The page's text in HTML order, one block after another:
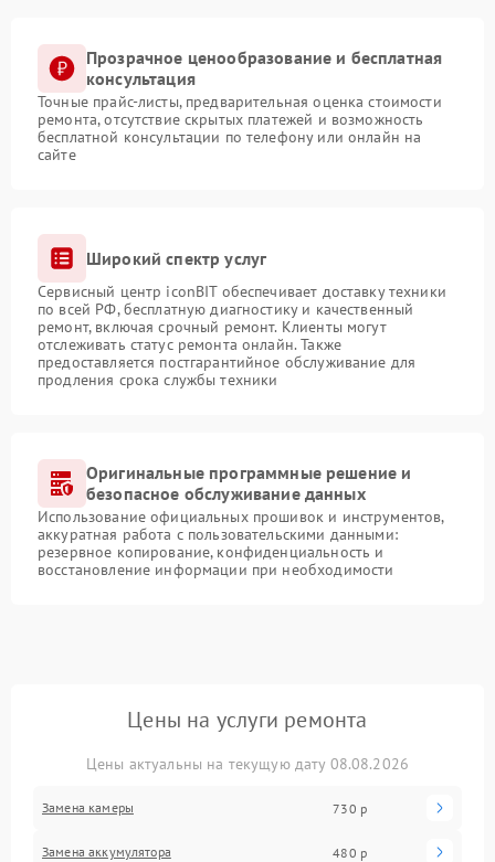
Прозрачное ценообразование и бесплатная
консультация
Точные прайс-листы, предварительная оценка стоимости
ремонта, отсутствие скрытых платежей и возможность
бесплатной консультации по телефону или онлайн на
сайте
Широкий спектр услуг
Сервисный центр iconBIT обеспечивает доставку техники
по всей РФ, бесплатную диагностику и качественный
ремонт, включая срочный ремонт. Клиенты могут
отслеживать статус ремонта онлайн. Также
предоставляется постгарантийное обслуживание для
продления срока службы техники
Оригинальные программные решение и
безопасное обслуживание данных
Использование официальных прошивок и инструментов,
аккуратная работа с пользовательскими данными:
резервное копирование, конфиденциальность и
восстановление информации при необходимости
Цены на услуги ремонта
Цены актуальны на текущую дату 08.08.2026
Замена камеры 730 р
Замена аккумулятора 480 р